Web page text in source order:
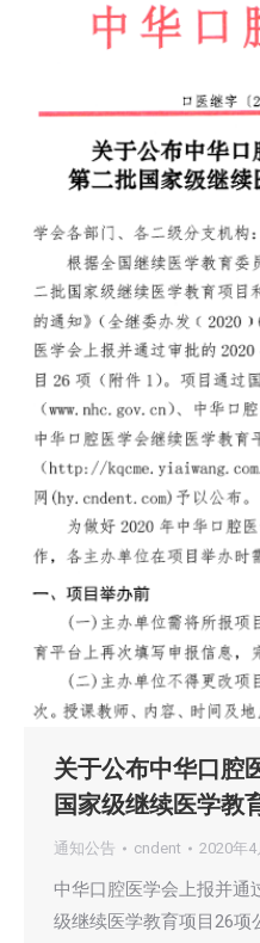
关于公布中华口腔
国家级继续医学教
通知公告 cndent 2020年4
中华口腔医学会上报并通
级继续医学教育项目26项